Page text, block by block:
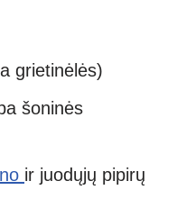
grietinėlės)
šoninės
ir juodųjų pipirų